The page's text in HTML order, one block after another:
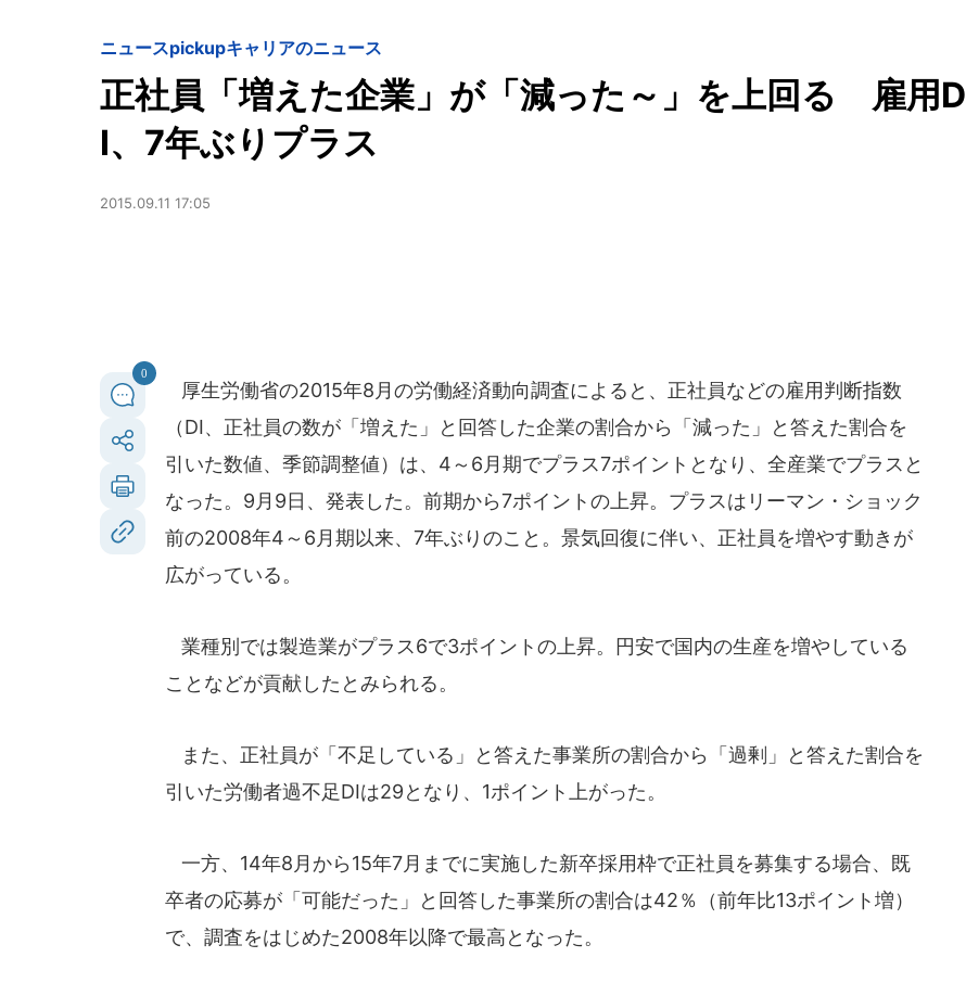
ニュースpickupキャリアのニュース
正社員「増えた企業」が「減った～」を上回る 雇用D
I、7年ぶりプラス
2015.09.11 17:05
0
厚生労働省の2015年8月の労働経済動向調査によると、正社員などの雇用判断指数
（DI、正社員の数が「増えた」と回答した企業の割合から「減った」と答えた割合を
引いた数値、季節調整値）は、4～6月期でプラス7ポイントとなり、全産業でプラスと
なった。9月9日、発表した。前期から7ポイントの上昇。プラスはリーマン・ショック
前の2008年4～6月期以来、7年ぶりのこと。景気回復に伴い、正社員を増やす動きが
広がっている。
業種別では製造業がプラス6で3ポイントの上昇。円安で国内の生産を増やしている
ことなどが貢献したとみられる。
また、正社員が「不足している」と答えた事業所の割合から「過剰」と答えた割合を
引いた労働者過不足DIは29となり、1ポイント上がった。
一方、14年8月から15年7月までに実施した新卒採用枠で正社員を募集する場合、既
卒者の応募が「可能だった」と回答した事業所の割合は42％（前年比13ポイント増）
で、調査をはじめた2008年以降で最高となった。